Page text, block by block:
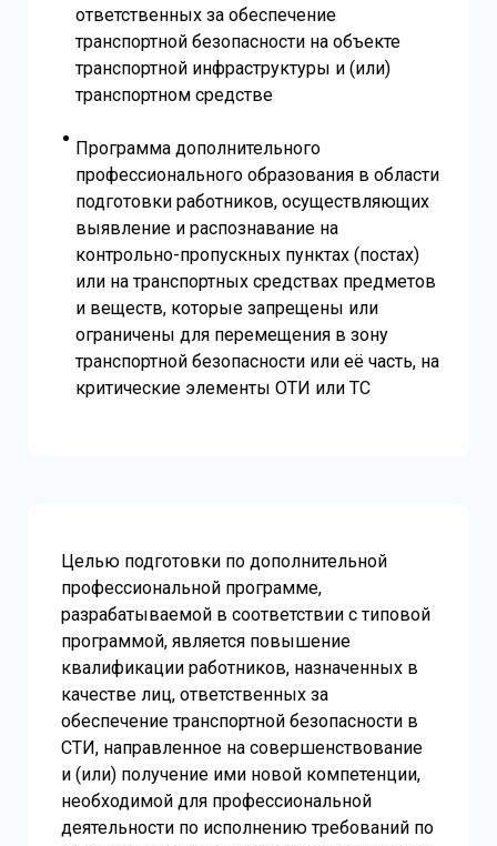
ответственных за обеспечение
транспортной безопасности на объекте
транспортной инфраструктуры и (или)
транспортном средстве
Программа дополнительного
профессионального образования в области
подготовки работников, осуществляющих
выявление и распознавание на
контрольно-пропускных пунктах (постах)
или на транспортных средствах предметов
и веществ, которые запрещены или
ограничены для перемещения в зону
транспортной безопасности или её часть, на
критические элементы ОТИ или ТС
Целью подготовки по дополнительной
профессиональной программе,
разрабатываемой в соответствии с типовой
программой, является повышение
квалификации работников, назначенных в
качестве лиц, ответственных за
обеспечение транспортной безопасности в
СТИ, направленное на совершенствование
и (или) получение ими новой компетенции,
необходимой для профессиональной
деятельности по исполнению требований по